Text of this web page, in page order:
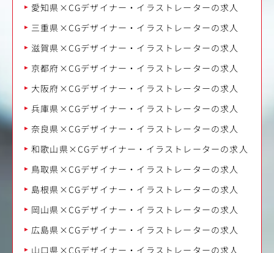
愛知県×CGデザイナー・イラストレーターの求人
三重県×CGデザイナー・イラストレーターの求人
滋賀県×CGデザイナー・イラストレーターの求人
京都府×CGデザイナー・イラストレーターの求人
大阪府×CGデザイナー・イラストレーターの求人
兵庫県×CGデザイナー・イラストレーターの求人
奈良県×CGデザイナー・イラストレーターの求人
和歌山県×CGデザイナー・イラストレーターの求人
鳥取県×CGデザイナー・イラストレーターの求人
島根県×CGデザイナー・イラストレーターの求人
岡山県×CGデザイナー・イラストレーターの求人
広島県×CGデザイナー・イラストレーターの求人
山口県×CGデザイナー・イラストレーターの求人